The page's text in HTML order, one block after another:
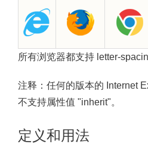
所有浏览器都支持 letter-
注释： 任何的版本的 Internet
不支持属性值 "inherit"。
定义和用法